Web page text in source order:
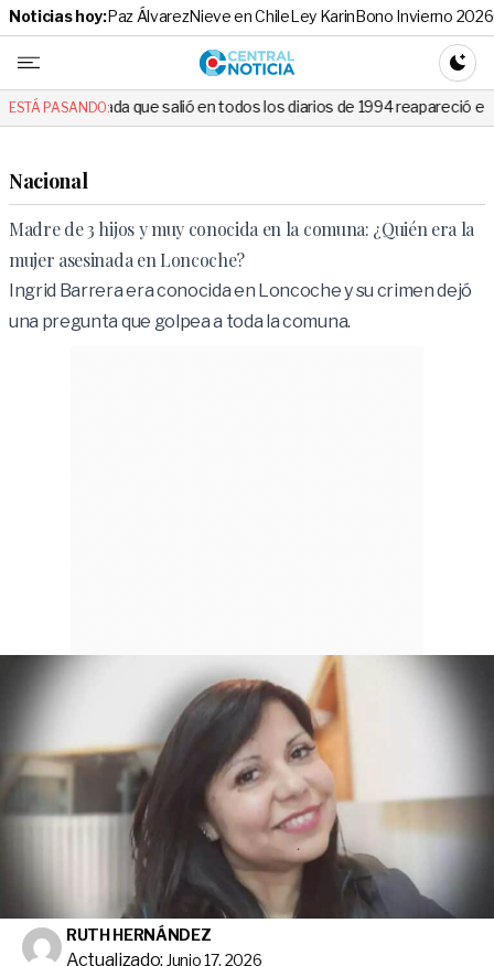
Noticias hoy:Paz ÁlvarezNieve en ChileLey KarinBono Invierno 2026
Central
ESTÁ PASANDO:
que salió en todos los diarios de 1994 reapareció e hizo llorar a todos
Nacional
Madre de 3 hijos y muy conocida en la comuna: ¿Quién era la
mujer asesinada en Loncoche?
Ingrid Barrera era conocida en Loncoche y su crimen dejó
una pregunta que golpea a toda la comuna.
RUTH HERNÁNDEZ
Actualizado: Junio 17, 2026